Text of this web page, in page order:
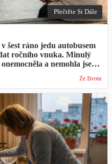
Přečtěte Si Dále
šest ráno jedu autobusem
ročního vnuka. Minulý
a nemohla jsem
kolik nás to stálo?"Ze života